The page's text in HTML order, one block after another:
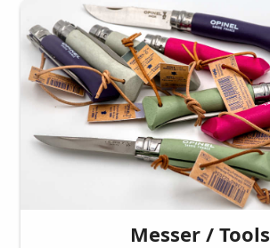
Messer / Tools